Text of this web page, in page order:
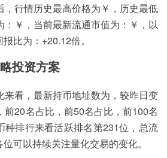
，行情历史最高价格为￥，历史最低
：￥，当前最新流通市值为：￥，以
比为：+20.12倍。
投资方案
来看，最新持币地址数为，较昨日变
前20名占比，前50名占比，前100名
种排行来看活跃排名第231位，总流
可以持续关注量化交易的变化。